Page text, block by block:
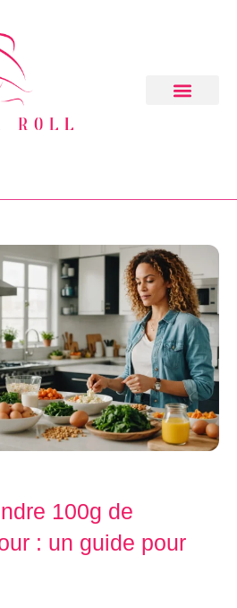
100g de
: un guide pour